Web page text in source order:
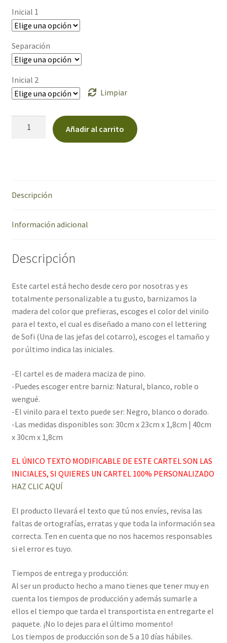
Inicial 1
Separación
Inicial 2
Limpiar
cantidad
Añadir al carrito
Descripción
Información adicional
Descripción
Este cartel está hecho desde cero por nosotras y es
totalmente personalizable a tu gusto, barnizamos la
madera del color que prefieras, escoges el color del vinilo
para el texto, el cual es diseñado a mano con el lettering
de Sofi (Una de las jefas del cotarro), escoges el tamaño y
por último indica las iniciales.
-El cartel es de madera maciza de pino.
-Puedes escoger entre barniz: Natural, blanco, roble o
wengué.
-El vinilo para el texto puede ser: Negro, blanco o dorado.
-Las medidas disponibles son: 30cm x 23cm x 1,8cm | 40cm
x 30cm x 1,8cm
EL ÚNICO TEXTO MODIFICABLE DE ESTE CARTEL SON LAS
INICIALES, SI QUIERES UN CARTEL 100% PERSONALIZADO
HAZ CLIC AQUÍ
El producto llevará el texto que tú nos envíes, revisa las
faltas de ortografías, erratas y que toda la información sea
correcta. Ten en cuenta que no nos hacemos responsables
si el error es tuyo.
Tiempos de entrega y producción:
Al ser un producto hecho a mano tienes que tener muy en
cuenta los tiempos de producción y además sumarle a
ellos el tiempo que tarda el transportista en entregarte el
paquete. ¡No lo dejes para el último momento!
Los tiempos de producción son de 5 a 10 días hábiles.